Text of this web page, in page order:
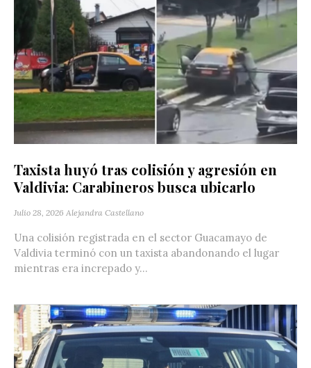
Taxista huyó tras colisión y agresión en
Valdivia: Carabineros busca ubicarlo
Julio 28, 2026 Alejandra Castellano
Una colisión registrada en el sector Guacamayo de
Valdivia terminó con un taxista abandonando el lugar
mientras era increpado y...